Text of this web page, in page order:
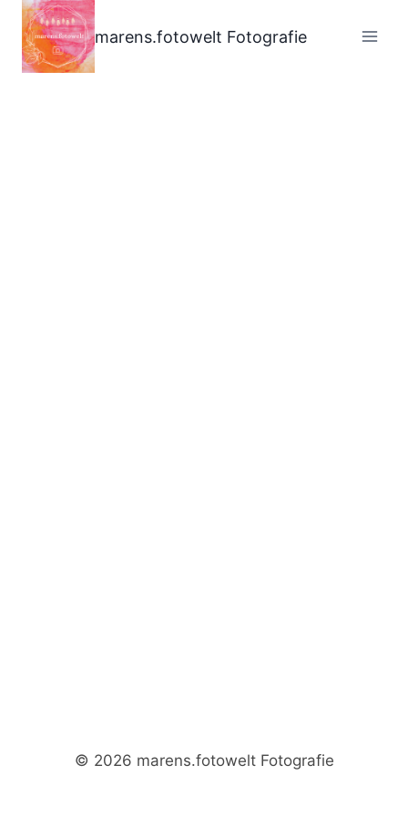
Zum
Inhalt
springen
marens.fotowelt Fotografie
© 2026 marens.fotowelt Fotografie